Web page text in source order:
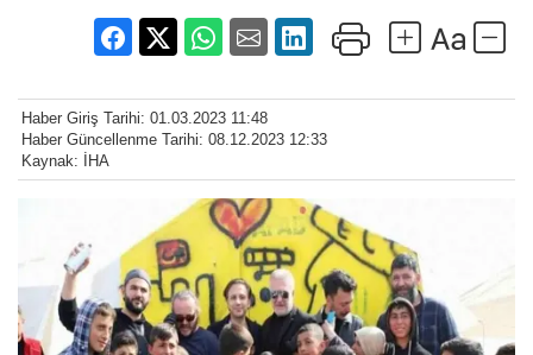
Haber Giriş Tarihi: 01.03.2023 11:48
Haber Güncellenme Tarihi: 08.12.2023 12:33
Kaynak: İHA